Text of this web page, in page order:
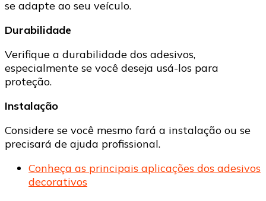
se adapte ao seu veículo.
Durabilidade
Verifique a durabilidade dos adesivos,
especialmente se você deseja usá-los para
proteção.
Instalação
Considere se você mesmo fará a instalação ou se
precisará de ajuda profissional.
Conheça as principais aplicações dos adesivos
decorativos